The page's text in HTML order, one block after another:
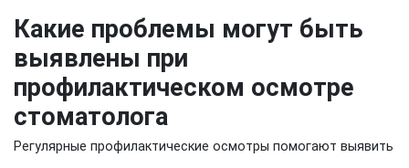
Какие проблемы могут быть
выявлены при
профилактическом осмотре
стоматолога
Регулярные профилактические осмотры помогают выявить